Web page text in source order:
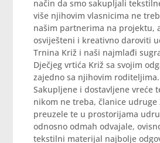
način da smo sakupljali
više njihovim vlasnicima ne
našim partnerima na projektu,
osviješteni i kreativno daroviti
Trnina Križ i naši najmlađi
Dječjeg vrtića Križ sa svojim
zajedno sa njihovim roditeljima.
Sakupljene i dostavljene vreće
nikom ne treba, članice udruge
preuzele te u prostorijama
odnosno odmah odvajale,
tekstilni materijal najbolje